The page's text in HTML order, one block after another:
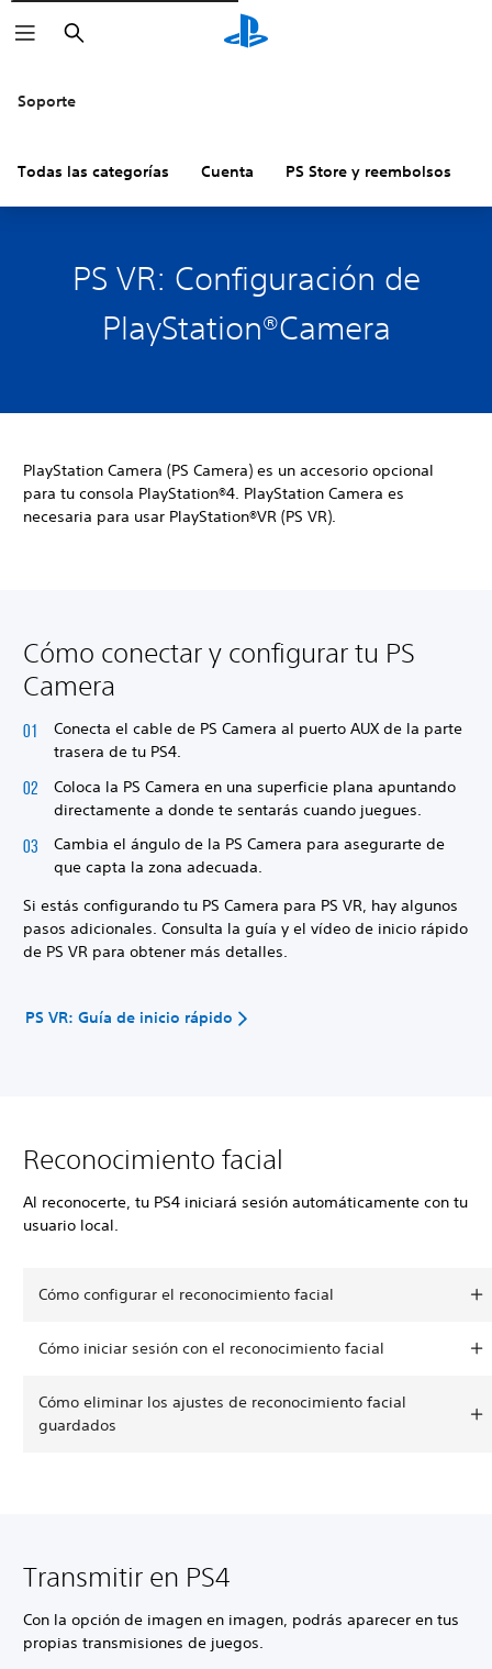
Buscar
Soporte
Todas las categorías Cuenta PS Store y reembolsos
PS VR: Configuración de
PlayStation®Camera
PlayStation Camera (PS Camera) es un accesorio opcional
para tu consola PlayStation®4. PlayStation Camera es
necesaria para usar PlayStation®VR (PS VR).
Cómo conectar y configurar tu PS
Camera
Conecta el cable de PS Camera al puerto AUX de la parte
trasera de tu PS4.
Coloca la PS Camera en una superficie plana apuntando
directamente a donde te sentarás cuando juegues.
Cambia el ángulo de la PS Camera para asegurarte de
que capta la zona adecuada.
Si estás configurando tu PS Camera para PS VR, hay algunos
pasos adicionales. Consulta la guía y el vídeo de inicio rápido
de PS VR para obtener más detalles.
PS VR: Guía de inicio rápido
Reconocimiento facial
Al reconocerte, tu PS4 iniciará sesión automáticamente con tu
usuario local.
Cómo configurar el reconocimiento facial
Cómo iniciar sesión con el reconocimiento facial
Cómo eliminar los ajustes de reconocimiento facial
guardados
Transmitir en PS4
Con la opción de imagen en imagen, podrás aparecer en tus
propias transmisiones de juegos.